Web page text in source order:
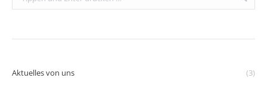
Aktuelles von uns
(3)